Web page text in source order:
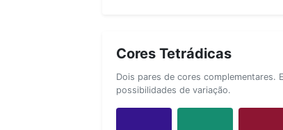
Cores Tetrádicas
Dois pares de cores complementares.
possibilidades de variação.